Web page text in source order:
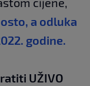
a odluka
godine.
UŽIVO